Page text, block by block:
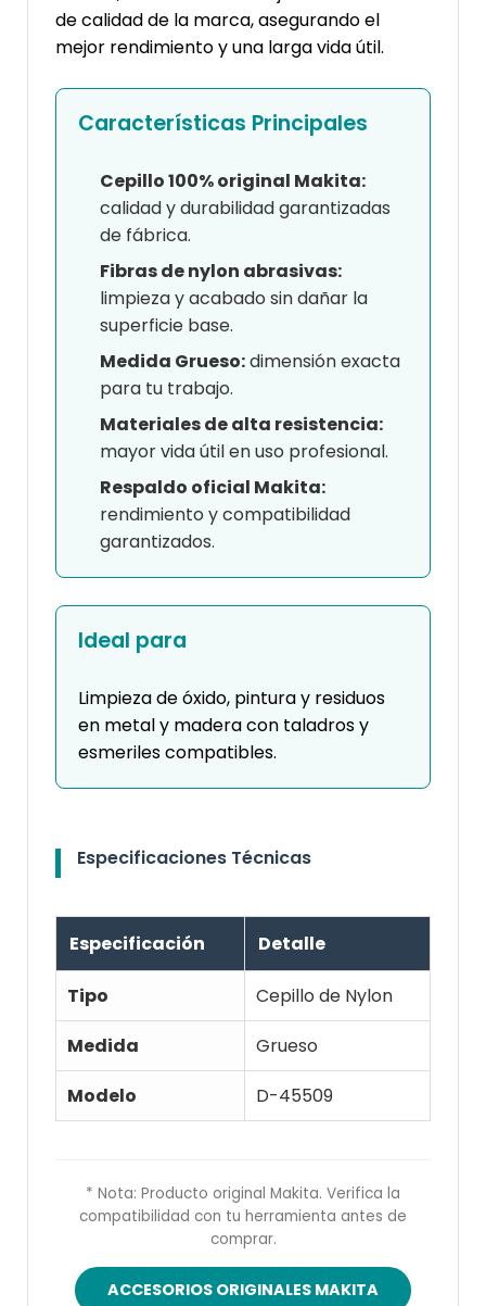
de calidad de la marca, asegurando el
mejor rendimiento y una larga vida útil.
Características Principales
Cepillo 100% original Makita:
calidad y durabilidad garantizadas
de fábrica.
Fibras de nylon abrasivas:
limpieza y acabado sin dañar la
superficie base.
Medida Grueso:dimensión exacta
para tu trabajo.
Materiales de alta resistencia:
mayor vida útil en uso profesional.
Respaldo oficial Makita:
rendimiento y compatibilidad
garantizados.
Ideal para
Limpieza de óxido, pintura y residuos
en metal y madera con taladros y
esmeriles compatibles.
Especificaciones Técnicas
Especificación Detalle
Tipo
Cepillo de Nylon
Medida
Grueso
Modelo
D-45509
* Nota: Producto original Makita. Verifica la
compatibilidad con tu herramienta antes de
comprar.
ACCESORIOS ORIGINALES MAKITA